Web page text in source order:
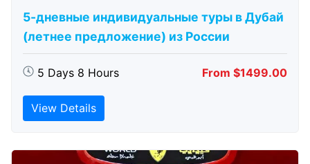
5-дневные индивидуальные туры в Дубай
(летнее предложение) из России
5 Days 8 Hours From $1499.00
View Details